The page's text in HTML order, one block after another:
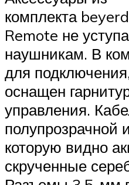
комплекта
Remote не
наушникам. В
для
оснащен
управления.
полупрозрачной
которую видно
скрученные